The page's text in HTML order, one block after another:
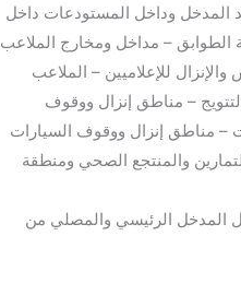
المدخل وداخل المستودعات داخل
الطوابق – مداخل ومخارج الملاعب
للإعلاميين – الملاعب
– مناطق إنزال ووقوف
– مناطق إنزال ووقوف السيارات
والمنتجع الصحي ومنطقة
المدخل الرئيسي والمصلي من